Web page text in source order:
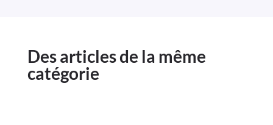
Des articles de la même
catégorie